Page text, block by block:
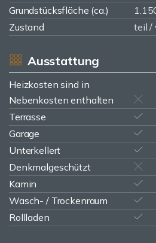
Grundstücksfläche (ca.)
Zustand
teil /
Ausstattung
Heizkosten sind in
Nebenkosten enthalten
Terrasse
Garage
Unterkellert
Denkmalgeschützt
Kamin
Wasch- / Trockenraum
Rollladen